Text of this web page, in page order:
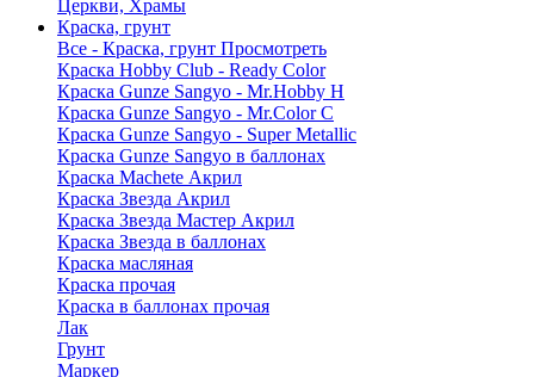
Церкви, Храмы
Краска, грунт
Все - Краска, грунт Просмотреть
Краска Hobby Club - Ready Color
Краска Gunze Sangyo - Mr.Hobby H
Краска Gunze Sangyo - Mr.Color C
Краска Gunze Sangyo - Super Metallic
Краска Gunze Sangyo в баллонах
Краска Machete Акрил
Краска Звезда Акрил
Краска Звезда Мастер Акрил
Краска Звезда в баллонах
Краска масляная
Краска прочая
Краска в баллонах прочая
Лак
Грунт
Маркер